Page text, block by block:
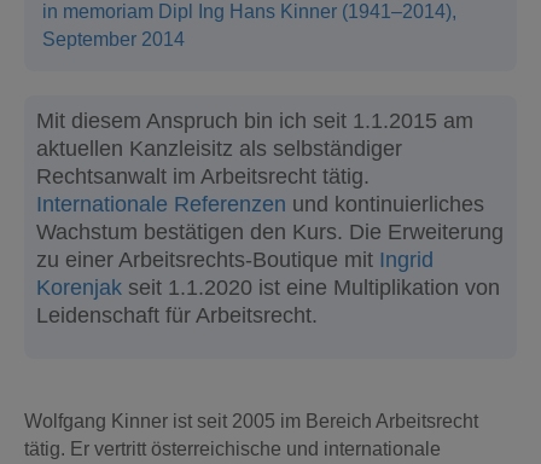
in memoriam Dipl Ing Hans Kinner (1941–2014),
September 2014
Mit diesem Anspruch bin ich seit 1.1.2015 am
aktuellen Kanzleisitz als selbständiger
Rechtsanwalt im Arbeitsrecht tätig.
Internationale Referenzen und kontinuierliches
Wachstum bestätigen den Kurs. Die Erweiterung
zu einer Arbeitsrechts-Boutique mit Ingrid
Korenjak seit 1.1.2020 ist eine Multiplikation von
Leidenschaft für Arbeitsrecht.
Wolfgang Kinner ist seit 2005 im Bereich Arbeitsrecht
tätig. Er vertritt österreichische und internationale